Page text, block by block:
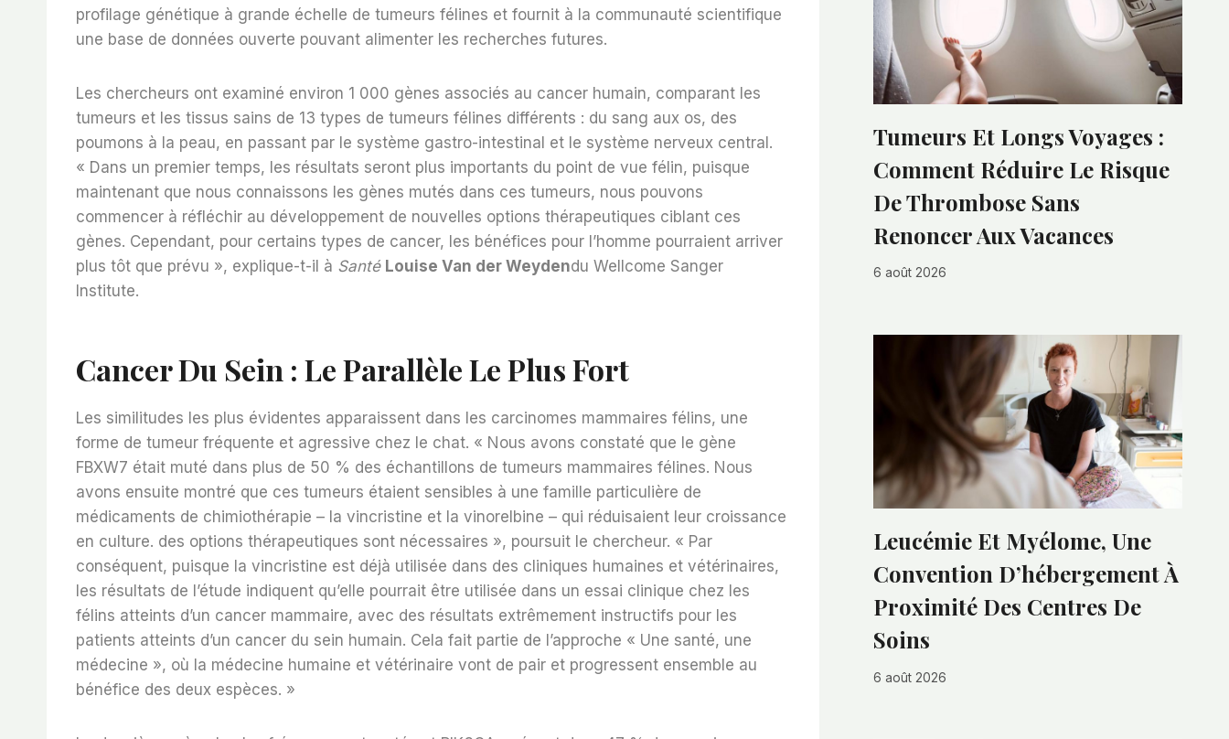
profilage génétique à grande échelle de tumeurs félines et fournit à la communauté scientifique
une base de données ouverte pouvant alimenter les recherches futures.
Les chercheurs ont examiné environ 1 000 gènes associés au cancer humain, comparant les
tumeurs et les tissus sains de 13 types de tumeurs félines différents : du sang aux os, des
poumons à la peau, en passant par le système gastro-intestinal et le système nerveux central.
« Dans un premier temps, les résultats seront plus importants du point de vue félin, puisque
maintenant que nous connaissons les gènes mutés dans ces tumeurs, nous pouvons
commencer à réfléchir au développement de nouvelles options thérapeutiques ciblant ces
gènes. Cependant, pour certains types de cancer, les bénéfices pour l’homme pourraient arriver
plus tôt que prévu », explique-t-il à Santé Louise Van der Weydendu Wellcome Sanger
Institute.
Cancer Du Sein : Le Parallèle Le Plus Fort
Les similitudes les plus évidentes apparaissent dans les carcinomes mammaires félins, une
forme de tumeur fréquente et agressive chez le chat. « Nous avons constaté que le gène
FBXW7 était muté dans plus de 50 % des échantillons de tumeurs mammaires félines. Nous
avons ensuite montré que ces tumeurs étaient sensibles à une famille particulière de
médicaments de chimiothérapie – la vincristine et la vinorelbine – qui réduisaient leur croissance
en culture. des options thérapeutiques sont nécessaires », poursuit le chercheur. « Par
conséquent, puisque la vincristine est déjà utilisée dans des cliniques humaines et vétérinaires,
les résultats de l’étude indiquent qu’elle pourrait être utilisée dans un essai clinique chez les
félins atteints d’un cancer mammaire, avec des résultats extrêmement instructifs pour les
patients atteints d’un cancer du sein humain. Cela fait partie de l’approche « Une santé, une
médecine », où la médecine humaine et vétérinaire vont de pair et progressent ensemble au
bénéfice des deux espèces. »
Tumeurs Et Longs Voyages :
Comment Réduire Le Risque
De Thrombose Sans
Renoncer Aux Vacances
6 août 2026
Leucémie Et Myélome, Une
Convention D’hébergement À
Proximité Des Centres De
Soins
6 août 2026